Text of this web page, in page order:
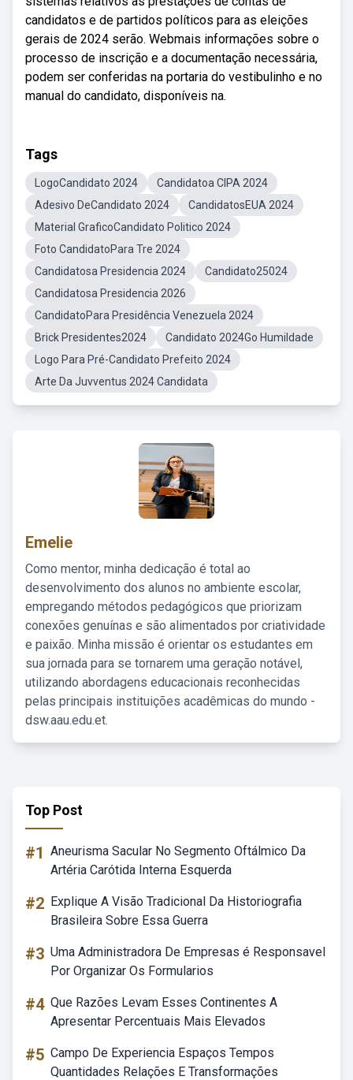
candidatos e de partidos políticos para as eleições
gerais de 2024 serão. Webmais informações sobre o
processo de inscrição e a documentação necessária,
podem ser conferidas na portaria do vestibulinho e no
manual do candidato, disponíveis na.
Tags
LogoCandidato 2024
Candidatoa CIPA 2024
Adesivo DeCandidato 2024
CandidatosEUA 2024
Material GraficoCandidato Politico 2024
Foto CandidatoPara Tre 2024
Candidatosa Presidencia 2024
Candidato25024
Candidatosa Presidencia 2026
CandidatoPara Presidência Venezuela 2024
Brick Presidentes2024
Candidato 2024Go Humildade
Logo Para Pré-Candidato Prefeito 2024
Arte Da Juvventus 2024 Candidata
Emelie
Como mentor, minha dedicação é total ao
desenvolvimento dos alunos no ambiente escolar,
empregando métodos pedagógicos que priorizam
conexões genuínas e são alimentados por criatividade
e paixão. Minha missão é orientar os estudantes em
sua jornada para se tornarem uma geração notável,
utilizando abordagens educacionais reconhecidas
pelas principais instituições acadêmicas do mundo -
dsw.aau.edu.et.
Top Post
#1 Aneurisma Sacular No Segmento Oftálmico Da
Artéria Carótida Interna Esquerda
#2 Explique A Visão Tradicional Da Historiografia
Brasileira Sobre Essa Guerra
#3 Uma Administradora De Empresas é Responsavel
Por Organizar Os Formularios
#4 Que Razões Levam Esses Continentes A
Apresentar Percentuais Mais Elevados
#5 Campo De Experiencia Espaços Tempos
Quantidades Relações E Transformações